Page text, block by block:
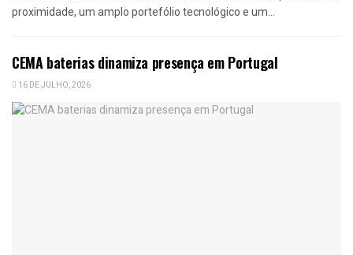
proximidade, um amplo portefólio tecnológico e um...
CEMA baterias dinamiza presença em Portugal
16 DE JULHO, 2026